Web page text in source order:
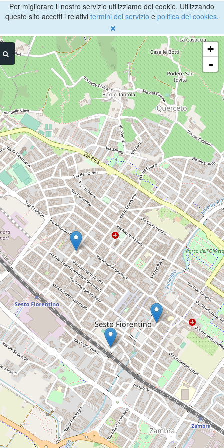
Per migliorare il nostro servizio utilizziamo dei cookie. Utilizzando
questo sito accetti i relativi termini del servizio e politica dei cookies.
+
-